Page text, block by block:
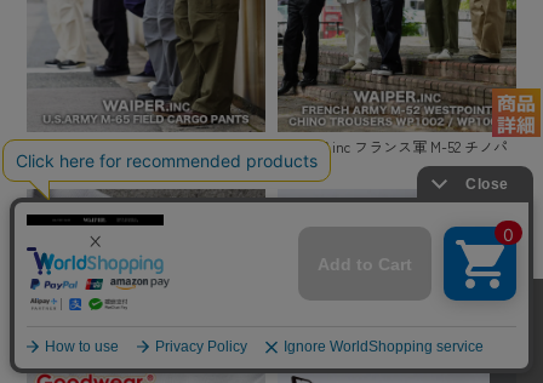
WAIPER.inc 米軍 M-65 カーゴパンツ
WAIPER.inc フランス軍 M-52 チノパ
ンツ